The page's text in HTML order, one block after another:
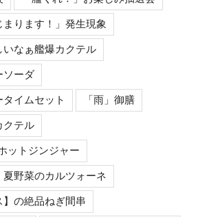
まります！」発生現象
いなぁ艦爆カクテル
ソーダ
タイムセット 「雨」御膳
クテル
ットジンジャー
夏野菜のカルツォーネ
】の絶品ねぎ間串